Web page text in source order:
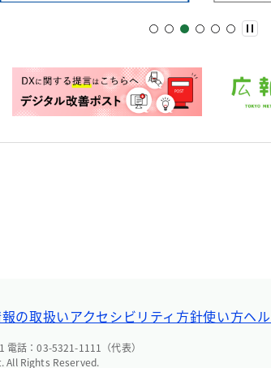
の取扱いアクセシビリティ方針使い方ヘ
話：03-5321-1111（代表）
All Rights Reserved.